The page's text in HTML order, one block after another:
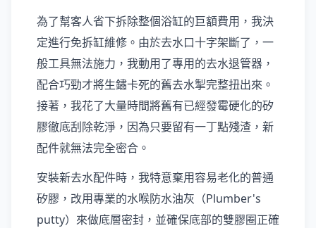
為了幫客人省下拆除整個浴缸的巨額費用，我決
定進行免拆缸維修。由於去水口十字架斷了，一
般工具無法施力，我動用了專用的去水退管器，
配合巧勁才將生鏽卡死的舊去水掣完整扭出來。
接著，我花了大量時間將舊有已經發霉硬化的矽
膠徹底刮除乾淨，因為只要留有一丁點殘渣，新
配件就無法完全密合。
安裝新去水配件時，我特意棄用容易老化的普通
矽膠，改用專業的水喉防水油灰（Plumber's
putty）來做底層密封，並確保底部的雙膠圈正確